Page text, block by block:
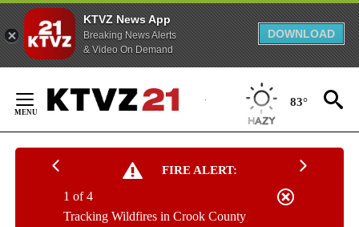
KTVZ News App
Breaking News Alerts
& Video On Demand
DOWNLOAD
Content
83°
FIRE ALERT:
Tracking Wildfires in Crook County
1 of 4